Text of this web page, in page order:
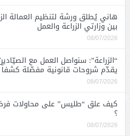
هاني يُطلق ورشة لتنظيم العمالة
بين وزارتي الزراعة والعمل
08/07/2026
“الزراعة”: سنواصل العمل مع
يقدّم شروحات قانونية مفصّلة كشفاً
08/07/2026
كيف علق “طليس” على محاولات
؟
08/07/2026